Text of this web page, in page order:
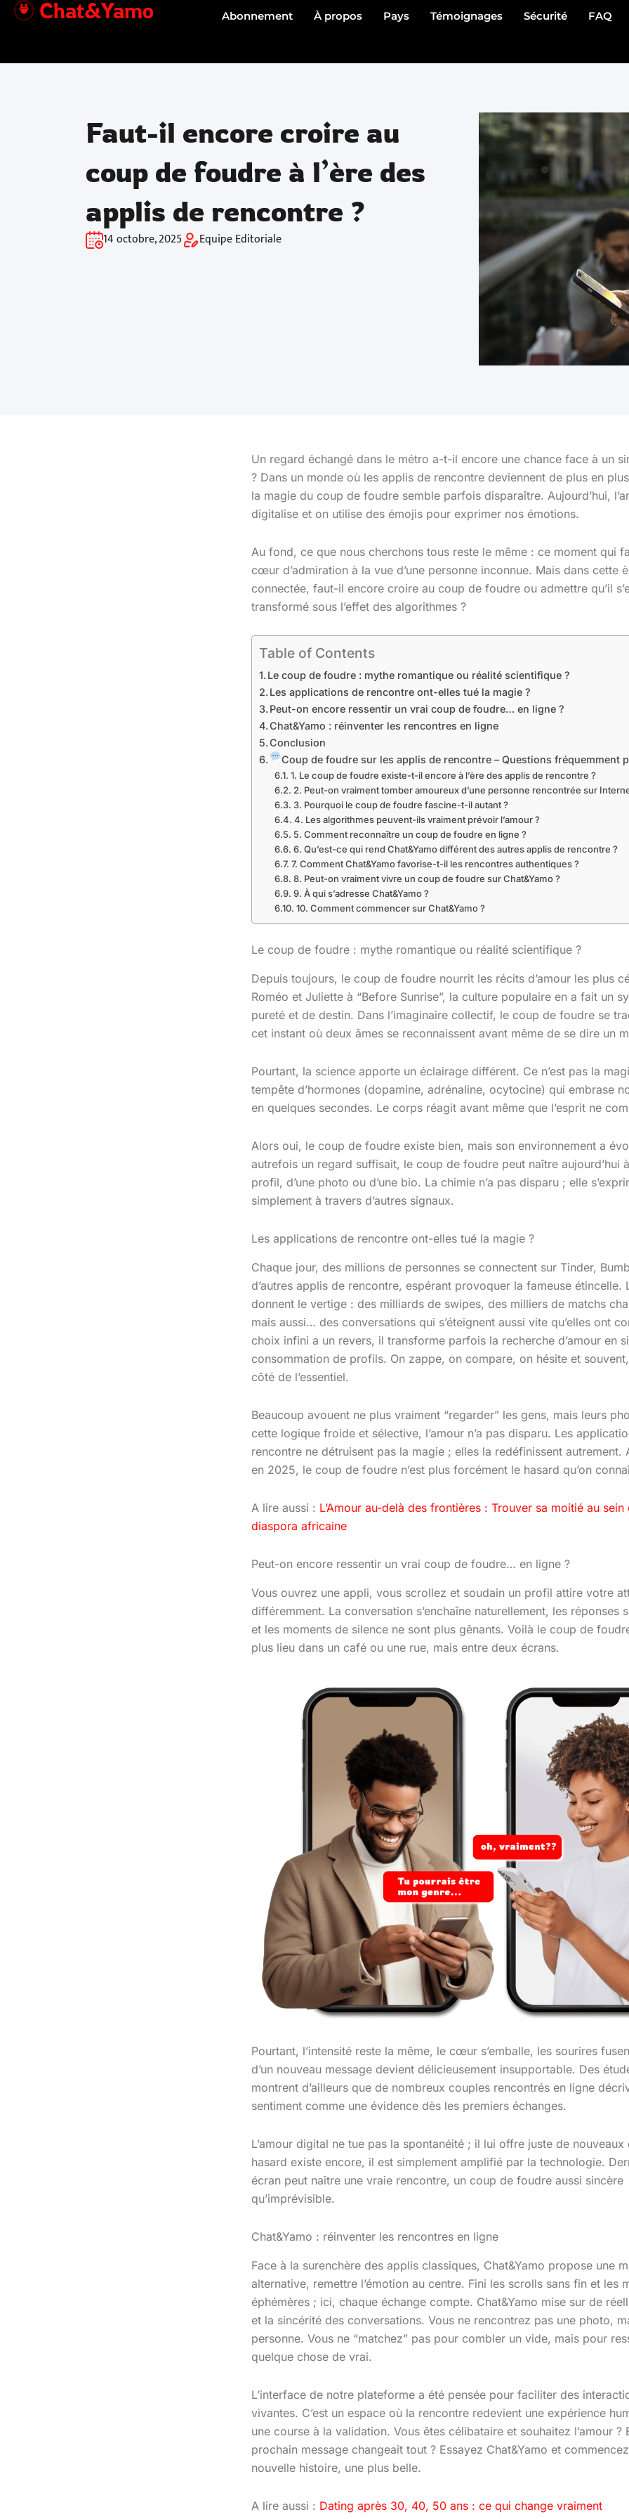
Aller
Chat&Yamo Abonnement À propos Pays Témoignages Sécurité FAQ
Faut-il encore croire au
coup de foudre à l’ère des
applis de rencontre ?
14 octobre, 2025 Equipe Editoriale
Un regard échangé dans le métro a-t-il encore une chance face à un
? Dans un monde où les applis de rencontre deviennent de plus en
la magie du coup de foudre semble parfois disparaître. Aujourd’hui,
digitalise et on utilise des émojis pour exprimer nos émotions.
Au fond, ce que nous cherchons tous reste le même : ce moment qui
cœur d’admiration à la vue d’une personne inconnue. Mais dans cette
connectée, faut-il encore croire au coup de foudre ou admettre qu’il
transformé sous l’effet des algorithmes ?
Table of Contents
Le coup de foudre : mythe romantique ou réalité scientifique ?
Les applications de rencontre ont-elles tué la magie ?
Peut-on encore ressentir un vrai coup de foudre… en ligne ?
Chat&Yamo : réinventer les rencontres en ligne
Conclusion
Coup de foudre sur les applis de rencontre – Questions fréquemment
1. Le coup de foudre existe-t-il encore à l’ère des applis de rencontre ?
2. Peut-on vraiment tomber amoureux d’une personne rencontrée sur
3. Pourquoi le coup de foudre fascine-t-il autant ?
4. Les algorithmes peuvent-ils vraiment prévoir l’amour ?
5. Comment reconnaître un coup de foudre en ligne ?
6. Qu’est-ce qui rend Chat&Yamo différent des autres applis de rencontre ?
7. Comment Chat&Yamo favorise-t-il les rencontres authentiques ?
8. Peut-on vraiment vivre un coup de foudre sur Chat&Yamo ?
9. À qui s’adresse Chat&Yamo ?
10. Comment commencer sur Chat&Yamo ?
Le coup de foudre : mythe romantique ou réalité scientifique ?
Depuis toujours, le coup de foudre nourrit les récits d’amour les plus
Roméo et Juliette à “Before Sunrise”, la culture populaire en a fait un
pureté et de destin. Dans l’imaginaire collectif, le coup de foudre se
cet instant où deux âmes se reconnaissent avant même de se dire un
Pourtant, la science apporte un éclairage différent. Ce n’est pas la
tempête d’hormones (dopamine, adrénaline, ocytocine) qui embrase
en quelques secondes. Le corps réagit avant même que l’esprit ne
Alors oui, le coup de foudre existe bien, mais son environnement a
autrefois un regard suffisait, le coup de foudre peut naître aujourd’hui
profil, d’une photo ou d’une bio. La chimie n’a pas disparu ; elle
simplement à travers d’autres signaux.
Les applications de rencontre ont-elles tué la magie ?
Chaque jour, des millions de personnes se connectent sur Tinder,
d’autres applis de rencontre, espérant provoquer la fameuse étincelle.
donnent le vertige : des milliards de swipes, des milliers de matchs
mais aussi… des conversations qui s’éteignent aussi vite qu’elles ont
choix infini a un revers, il transforme parfois la recherche d’amour en
consommation de profils. On zappe, on compare, on hésite et
côté de l’essentiel.
Beaucoup avouent ne plus vraiment “regarder” les gens, mais leurs
cette logique froide et sélective, l’amour n’a pas disparu. Les
rencontre ne détruisent pas la magie ; elles la redéfinissent autrement.
en 2025, le coup de foudre n’est plus forcément le hasard qu’on
A lire aussi : L’Amour au-delà des frontières : Trouver sa moitié au sein
diaspora africaine
Peut-on encore ressentir un vrai coup de foudre… en ligne ?
Vous ouvrez une appli, vous scrollez et soudain un profil attire votre
différemment. La conversation s’enchaîne naturellement, les réponses
et les moments de silence ne sont plus gênants. Voilà le coup de
plus lieu dans un café ou une rue, mais entre deux écrans.
Pourtant, l’intensité reste la même, le cœur s’emballe, les sourires
d’un nouveau message devient délicieusement insupportable. Des
montrent d’ailleurs que de nombreux couples rencontrés en ligne
sentiment comme une évidence dès les premiers échanges.
L’amour digital ne tue pas la spontanéité ; il lui offre juste de nouveaux
hasard existe encore, il est simplement amplifié par la technologie.
écran peut naître une vraie rencontre, un coup de foudre aussi sincère
qu’imprévisible.
Chat&Yamo : réinventer les rencontres en ligne
Face à la surenchère des applis classiques, Chat&Yamo propose une
alternative, remettre l’émotion au centre. Fini les scrolls sans fin et les
éphémères ; ici, chaque échange compte. Chat&Yamo mise sur de
et la sincérité des conversations. Vous ne rencontrez pas une photo,
personne. Vous ne “matchez” pas pour combler un vide, mais pour
quelque chose de vrai.
L’interface de notre plateforme a été pensée pour faciliter des
vivantes. C’est un espace où la rencontre redevient une expérience
une course à la validation. Vous êtes célibataire et souhaitez l’amour ?
prochain message changeait tout ? Essayez Chat&Yamo et
nouvelle histoire, une plus belle.
A lire aussi : Dating après 30, 40, 50 ans : ce qui change vraiment